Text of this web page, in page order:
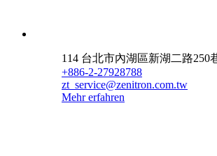
114 台北市內湖區新湖二路250
+886-2-27928788
zt_service@zenitron.com.tw
Mehr erfahren